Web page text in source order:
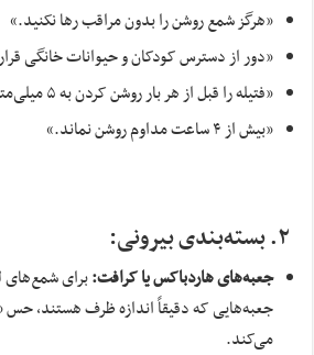
«هرگز شمع روشن را بدون مراقب رها نکنید.»
«دور از دسترس کودکان و حیوانات خانگی
«فتیله را قبل از هر بار روشن کردن به ۵ میلی‌متر کوتاه کنید.»
«بیش از ۴ ساعت مداوم روشن نماند.»
۲. بسته‌بندی بیرونی:
جعبه‌های هاردباکس یا کرافت:برای شمع‌های
جعبه‌هایی که دقیقاً اندازه ظرف هستند، حس
می‌کند.